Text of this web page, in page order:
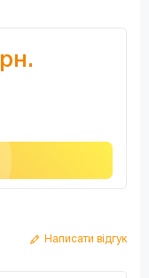
Написати відгук